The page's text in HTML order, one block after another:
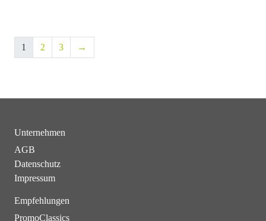
1 2 3 →
Unternehmen
AGB
Datenschutz
Impressum
Empfehlungen
PromoClassics